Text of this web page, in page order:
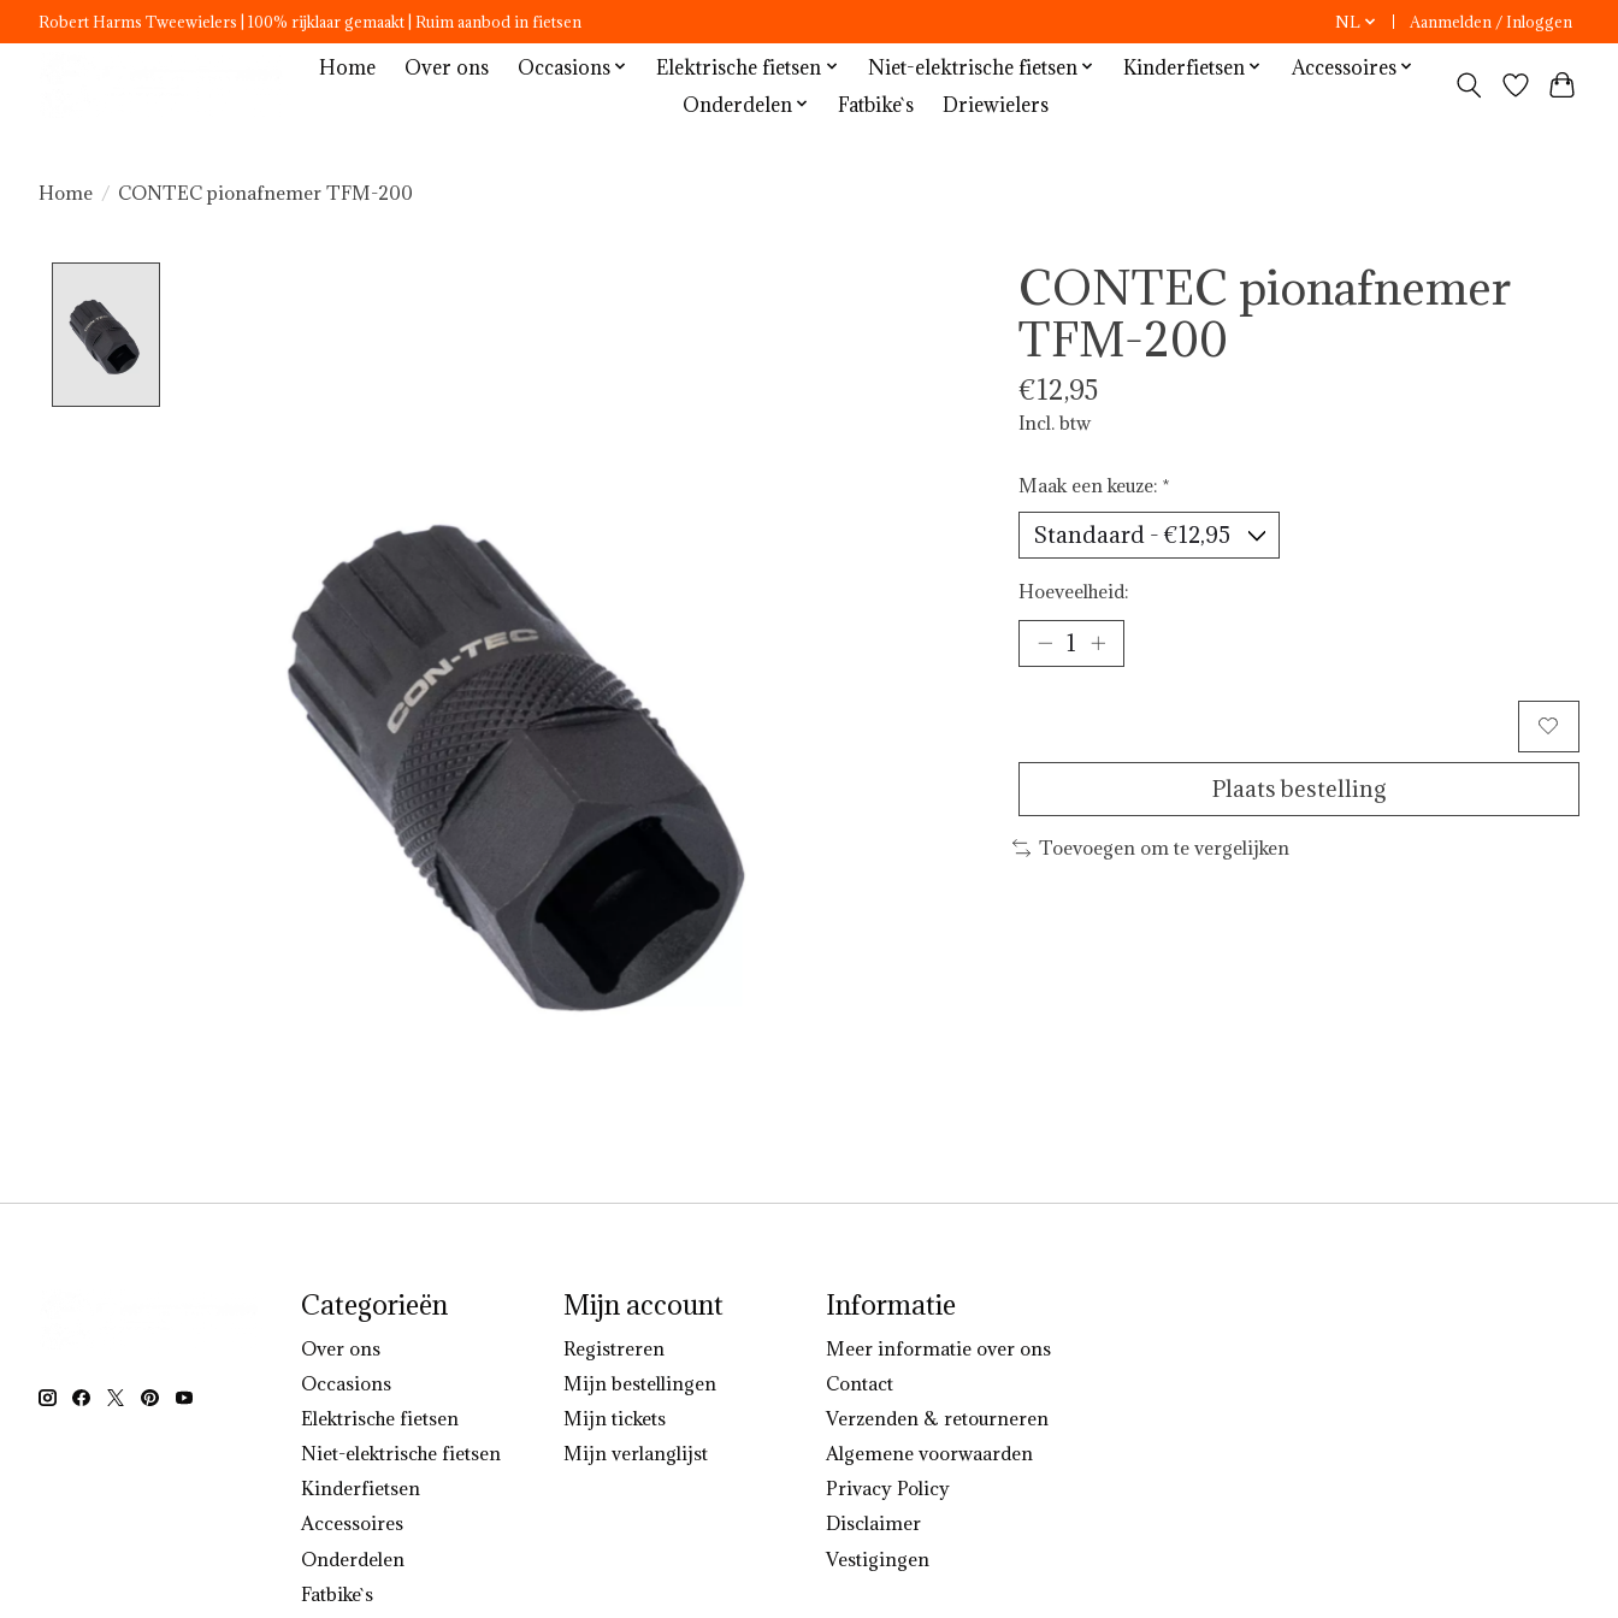
Robert Harms Tweewielers | 100% rijklaar gemaakt | Ruim aanbod in fietsen NL Aanmelden / Inloggen
Home Over ons Occasions Elektrische fietsen Niet-elektrische fietsen Kinderfietsen
Accessoires
Onderdelen
Fatbike`s Driewielers
Home / CONTEC pionafnemer TFM-200
CONTEC pionafnemer
TFM-200
€12,95
Incl. btw
Maak een keuze: *
Hoeveelheid:
Plaats bestelling
Toevoegen om te vergelijken
Categorieën
Over ons
Occasions
Elektrische fietsen
Niet-elektrische fietsen
Kinderfietsen
Accessoires
Onderdelen
Fatbike`s
Mijn account
Registreren
Mijn bestellingen
Mijn tickets
Mijn verlanglijst
Informatie
Meer informatie over ons
Contact
Verzenden & retourneren
Algemene voorwaarden
Privacy Policy
Disclaimer
Vestigingen